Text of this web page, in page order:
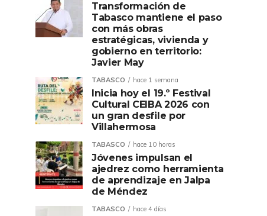
Transformación de
Tabasco mantiene el paso
con más obras
estratégicas, vivienda y
gobierno en territorio:
Javier May
TABASCO hace 1 semana
Inicia hoy el 19.º Festival
Cultural CEIBA 2026 con
un gran desfile por
Villahermosa
TABASCO hace 10 horas
Jóvenes impulsan el
ajedrez como herramienta
de aprendizaje en Jalpa
de Méndez
TABASCO hace 4 días